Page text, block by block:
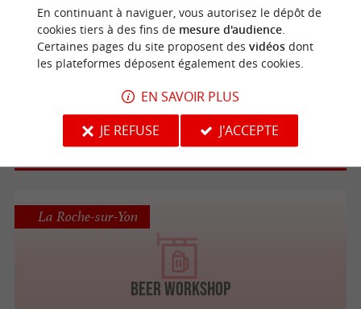
Melany's BAR
La Roche-sur-Yon
BEER WORKSHOP
La Roche-sur-Yon
En continuant à naviguer, vous autorisez le dépôt de
cookies tiers à des fins de mesure d'audience.
Certaines pages du site proposent des vidéosdont
les plateformes déposent également des cookies.
EN SAVOIR PLUS
JE REFUSE
J'ACCEPTE